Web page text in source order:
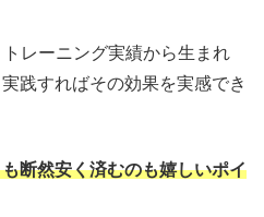
レーニング実績から生まれ
践すればその効果を実感でき
断然安く済むのも嬉しいポイ